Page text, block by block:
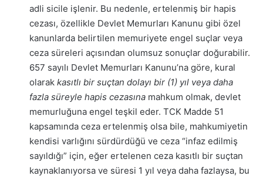
adli sicile işlenir. Bu nedenle, ertelenmiş bir hapis
cezası, özellikle Devlet Memurları Kanunu gibi özel
kanunlarda belirtilen memuriyete engel suçlar veya
ceza süreleri açısından olumsuz sonuçlar doğurabilir.
657 sayılı Devlet Memurları Kanunu’na göre, kural
olarak kasıtlı bir suçtan dolayı bir (1) yıl veya daha
fazla süreyle hapis cezasına mahkum olmak, devlet
memurluğuna engel teşkil eder. TCK Madde 51
kapsamında ceza ertelenmiş olsa bile, mahkumiyetin
kendisi varlığını sürdürdüğü ve ceza “infaz edilmiş
sayıldığı” için, eğer ertelenen ceza kasıtlı bir suçtan
kaynaklanıyorsa ve süresi 1 yıl veya daha fazlaysa, bu